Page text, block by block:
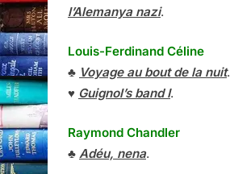
l’Alemanya nazi.
Louis-Ferdinand Céline
♣ Voyage au bout de la nuit.
♥ Guignol’s band I.
Raymond Chandler
♣ Adéu, nena.